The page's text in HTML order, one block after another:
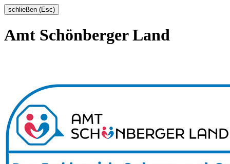
schließen (Esc)
Amt Schönberger Land